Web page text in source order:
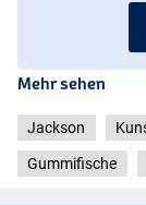
Mehr sehen
Jackson
Gummifische